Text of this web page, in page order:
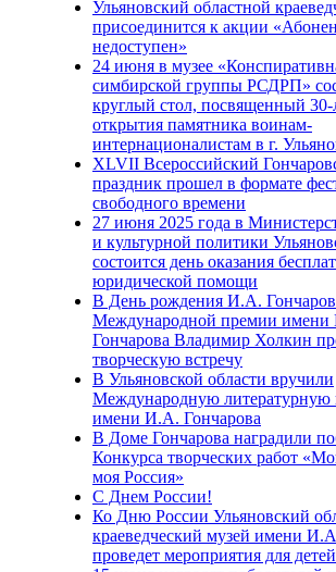
Ульяновский областной
присоединится к акции
недоступен»
24 июня в музее
симбирской группы РСДРП»
круглый стол, посвященный
открытия памятника воинам-
интернационалистам в г.
XLVII Всероссийский
праздник прошел в формате
свободного времени
27 июня 2025 года в
и культурной политики
состоится день оказания
юридической помощи
В День рождения И.А.
Международной премии
Гончарова Владимир Холкин
творческую встречу
В Ульяновской области вручили
Международную
имени И.А. Гончарова
В Доме Гончарова наградили
Конкурса творческих работ
моя Россия»
С Днем России!
Ко Дню России Ульяновский
краеведческий музей имени
проведет мероприятия для